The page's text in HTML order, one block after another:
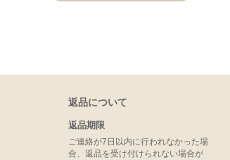
返品について
返品期限
ご連絡が7日以内に行われなかった場
合、返品を受け付けられない場合が